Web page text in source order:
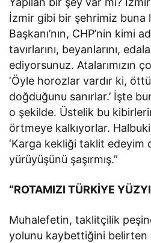
İzmir gibi bir şehrimiz buna
Başkanı’nın, CHP’nin kimi
tavırlarını, beyanlarını,
ediyorsunuz. Atalarımızın
‘Öyle horozlar vardır ki,
doğduğunu sanırlar.’ İşte
o şekilde. Üstelik bu
örtmeye kalkıyorlar.
‘Karga kekliği taklit edeyim
yürüyüşünü şaşırmış.”
“ROTAMIZI TÜRKİYE
Muhalefetin, taklitçilik
yolunu kaybettiğini belirten